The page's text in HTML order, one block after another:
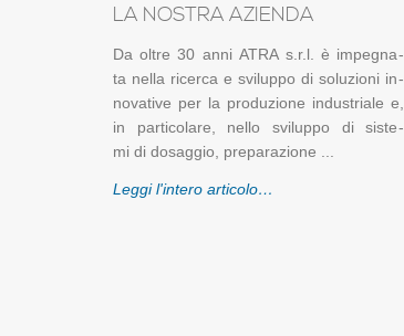
LA NO­STRA AZIEN­DA
Da oltre 30 anni ATRA s.r.l. è im­pe­gna­
ta nella ri­cer­ca e svi­lup­po di so­lu­zio­ni in­
no­va­ti­ve per la pro­du­zio­ne in­du­stria­le e,
in par­ti­co­la­re, nello svi­lup­po di si­ste­
mi di do­sag­gio, pre­pa­ra­zio­ne ...
Leggi l'in­te­ro ar­ti­co­lo…